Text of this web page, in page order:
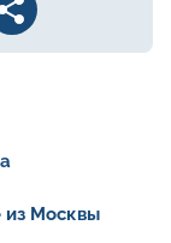
из Москвы